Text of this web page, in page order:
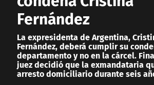
Fernández
La expresidenta de Argentina,
Fernández, deberá cumplir su
departamento y no en la cárcel.
juez decidió que la exmandataria
arresto domiciliario durante seis